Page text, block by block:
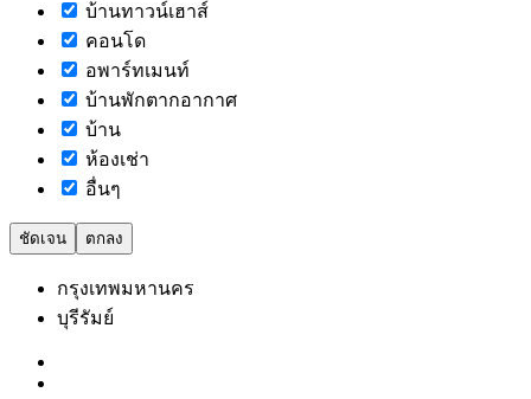
บ้านทาวน์เฮาส์
คอนโด
อพาร์ทเมนท์
บ้านพักตากอากาศ
บ้าน
ห้องเช่า
อื่นๆ
ชัดเจน ตกลง
กรุงเทพมหานคร
บุรีรัมย์